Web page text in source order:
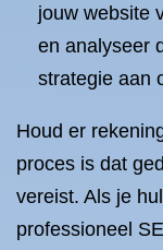
jouw website
en analyseer
strategie aan
Houd er
proces is dat
vereist. Als je
professioneel